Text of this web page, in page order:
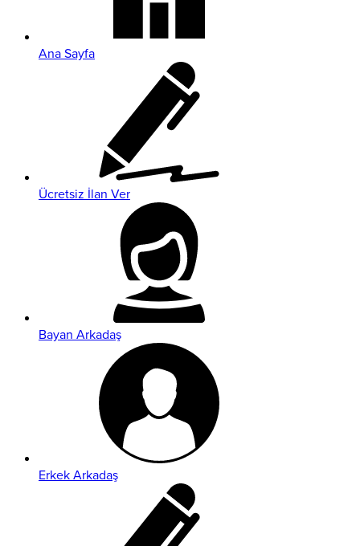
Ana Sayfa
Ücretsiz İlan Ver
Bayan Arkadaş
Erkek Arkadaş